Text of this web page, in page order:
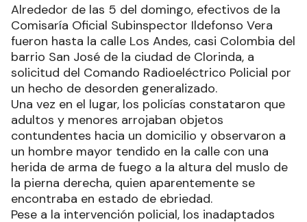
Alrededor de las 5 del domingo, efectivos de la
Comisaría Oficial Subinspector Ildefonso Vera
fueron hasta la calle Los Andes, casi Colombia del
barrio San José de la ciudad de Clorinda, a
solicitud del Comando Radioeléctrico Policial por
un hecho de desorden generalizado.
Una vez en el lugar, los policías constataron que
adultos y menores arrojaban objetos
contundentes hacia un domicilio y observaron a
un hombre mayor tendido en la calle con una
herida de arma de fuego a la altura del muslo de
la pierna derecha, quien aparentemente se
encontraba en estado de ebriedad.
Pese a la intervención policial, los inadaptados